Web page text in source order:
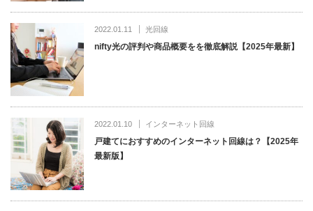
2022.01.11 光回線
nifty光の評判や商品概要をを徹底解説【2025年最新】
2022.01.10 インターネット回線
戸建てにおすすめのインターネット回線は？【2025年
最新版】